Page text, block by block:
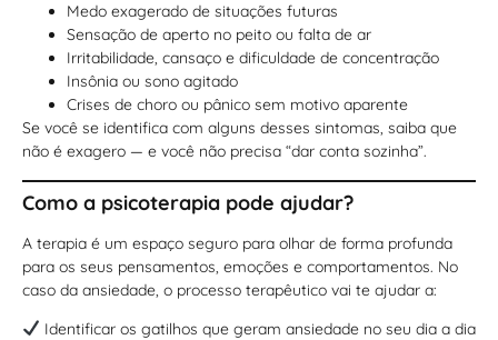
Medo exagerado de situações futuras
Sensação de aperto no peito ou falta de ar
Irritabilidade, cansaço e dificuldade de concentração
Insônia ou sono agitado
Crises de choro ou pânico sem motivo aparente
Se você se identifica com alguns desses sintomas, saiba que
não é exagero — e você não precisa “dar conta sozinha”.
Como a psicoterapia pode ajudar?
A terapia é um espaço seguro para olhar de forma profunda
para os seus pensamentos, emoções e comportamentos. No
caso da ansiedade, o processo terapêutico vai te ajudar a:
Identificar os gatilhos que geram ansiedade no seu dia a dia